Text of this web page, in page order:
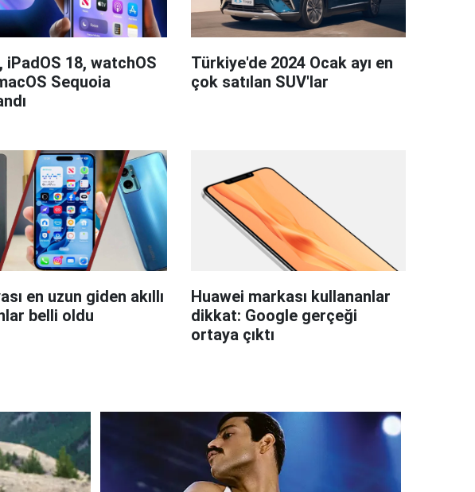
iPadOS 18, watchOS
Sequoia
Türkiye'de 2024 Ocak ayı en
çok satılan SUV'lar
en uzun giden akıllı
belli oldu
Huawei markası kullananlar
dikkat: Google gerçeği
ortaya çıktı